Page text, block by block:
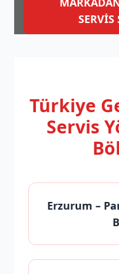
SERVİS
Türkiye
Servis
Erzurum –